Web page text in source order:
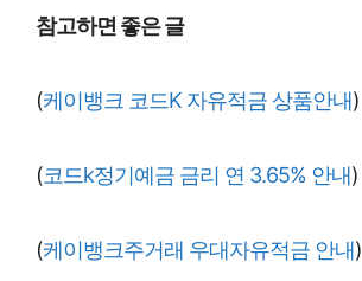
참고하면 좋은 글
(케이뱅크 코드K 자유적금 상품안내)
(코드k정기예금 금리 연 3.65% 안내)
(케이뱅크주거래 우대자유적금 안내)